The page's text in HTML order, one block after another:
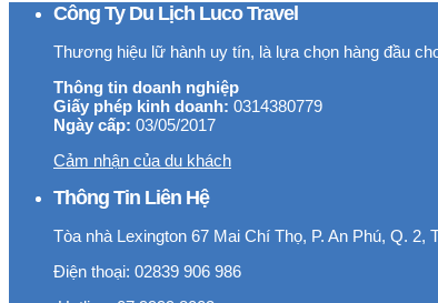
Công Ty Du Lịch Luco Travel
Thương hiệu lữ hành uy tín, là lựa chọn hàng đầu
Thông tin doanh nghiệp
Giấy phép kinh doanh: 0314380779
Ngày cấp: 03/05/2017
Cảm nhận của du khách
Thông Tin Liên Hệ
Tòa nhà Lexington 67 Mai Chí Thọ, P. An Phú, Q. 2,
Điện thoại: 02839 906 986